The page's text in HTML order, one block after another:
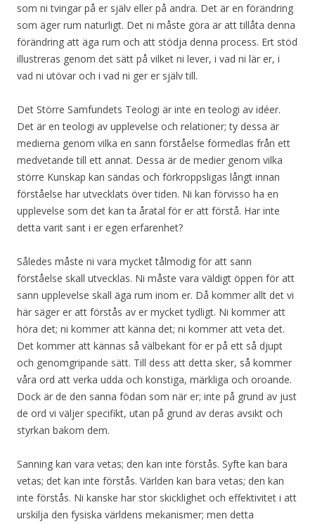
som ni tvingar på er själv eller på andra. Det är en förändring
som äger rum naturligt. Det ni måste göra är att tillåta denna
förändring att äga rum och att stödja denna process. Ert stöd
illustreras genom det sätt på vilket ni lever, i vad ni lär er, i
vad ni utövar och i vad ni ger er själv till.
Det Större Samfundets Teologi är inte en teologi av idéer.
Det är en teologi av upplevelse och relationer; ty dessa är
medierna genom vilka en sann förståelse förmedlas från ett
medvetande till ett annat. Dessa är de medier genom vilka
större Kunskap kan sändas och förkroppsligas långt innan
förståelse har utvecklats över tiden. Ni kan förvisso ha en
upplevelse som det kan ta åratal för er att förstå. Har inte
detta varit sant i er egen erfarenhet?
Således måste ni vara mycket tålmodig för att sann
förståelse skall utvecklas. Ni måste vara väldigt öppen för att
sann upplevelse skall äga rum inom er. Då kommer allt det vi
här säger er att förstås av er mycket tydligt. Ni kommer att
höra det; ni kommer att känna det; ni kommer att veta det.
Det kommer att kännas så välbekant för er på ett så djupt
och genomgripande sätt. Till dess att detta sker, så kommer
våra ord att verka udda och konstiga, märkliga och oroande.
Dock är de den sanna födan som när er; inte på grund av just
de ord vi väljer specifikt, utan på grund av deras avsikt och
styrkan bakom dem.
Sanning kan vara vetas; den kan inte förstås. Syfte kan bara
vetas; det kan inte förstås. Världen kan bara vetas; den kan
inte förstås. Ni kanske har stor skicklighet och effektivitet i att
urskilja den fysiska världens mekanismer; men detta